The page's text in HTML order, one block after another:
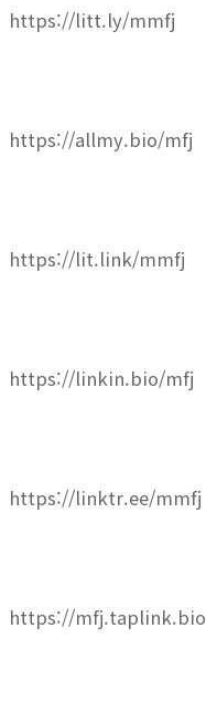
https://litt.ly/mmfj
https://allmy.bio/mfj
https://lit.link/mmfj
https://linkin.bio/mfj
https://linktr.ee/mmfj
https://mfj.taplink.bio